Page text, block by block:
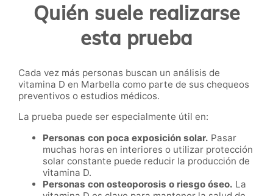
Quién suele realizarse
esta prueba
Cada vez más personas buscan un análisis de
vitamina D en Marbella como parte de sus chequeos
preventivos o estudios médicos.
La prueba puede ser especialmente útil en:
Personas con poca exposición solar. Pasar
muchas horas en interiores o utilizar protección
solar constante puede reducir la producción de
vitamina D.
Personas con osteoporosis o riesgo óseo. La